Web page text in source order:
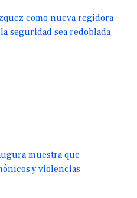
como nueva regidora
seguridad sea redoblada
muestra que
y violencias